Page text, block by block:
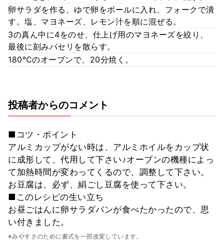
卵サラダを作る、ゆで卵をボールに入れ、フォークで潰
す。塩、マヨネーズ、レモン汁を順に混ぜる。
3の真ん中に4をのせ、仕上げ用のマヨネーズを絞り、
最後に刻みパセリを散らす。
180℃のオーブンで、20分焼く。
投稿者からのコメント
■コツ・ポイント
アルミカップがない時は、アルミホイルをカップ状
に成形して、代用して下さい♪オーブンの機種によっ
て加熱時間が変わってくるので、調整して下さい。
お豆腐は、必ず、絹ごし豆腐を使って下さい。
■このレシピの生い立ち
お昼ごはんに卵サラダパンが食べたかったので、思
い付きました。
※みやすさのために書式を一部改変しています。